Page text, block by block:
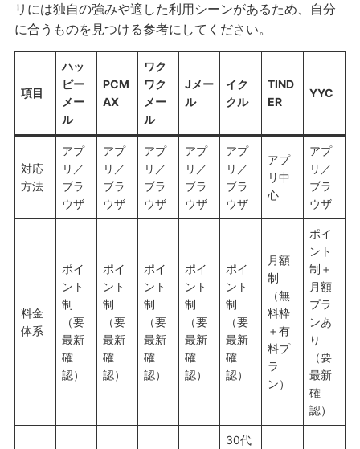
リには独自の強みや適した利用シーンがあるため、自分
に合うものを見つける参考にしてください。
項目
ハッ
ピー
メー
ル
PCM
AX
ワク
ワク
メー
ル
Jメー
ル
イク
クル
TIND
ER
YYC
対応
方法
アプ
リ／
ブラ
ウザ
アプ
リ／
ブラ
ウザ
アプ
リ／
ブラ
ウザ
アプ
リ／
ブラ
ウザ
アプ
リ／
ブラ
ウザ
アプ
リ中
心
アプ
リ／
ブラ
ウザ
料金
体系
ポイ
ント
制
（要
最新
確
認）
ポイ
ント
制
（要
最新
確
認）
ポイ
ント
制
（要
最新
確
認）
ポイ
ント
制
（要
最新
確
認）
ポイ
ント
制
（要
最新
確
認）
月額
制
（無
料枠
＋有
料プ
ラ
ン）
ポイ
ント
制＋
月額
プラ
ンあ
り
（要
最新
確
認）
30代